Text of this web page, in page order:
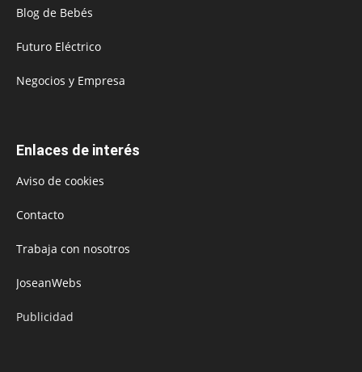
Blog de Bebés
Futuro Eléctrico
Negocios y Empresa
Enlaces de interés
Aviso de cookies
Contacto
Trabaja con nosotros
JoseanWebs
Publicidad